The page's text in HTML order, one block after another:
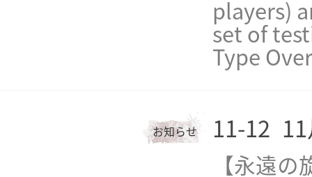
players)
set of
Type
お知らせ 11-12
【永遠